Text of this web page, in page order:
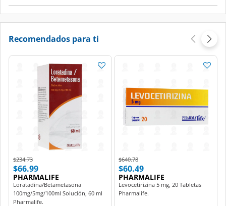
Recomendados para ti
Price reduced from
$234.73to
$66.99
PHARMALIFE
Loratadina/Betametasona
100mg/5mg/100ml Solución, 60 ml
Pharmalife.
Price reduced from
$640.78to
$60.49
PHARMALIFE
Levocetirizina 5 mg, 20 Tabletas
Pharmalife.